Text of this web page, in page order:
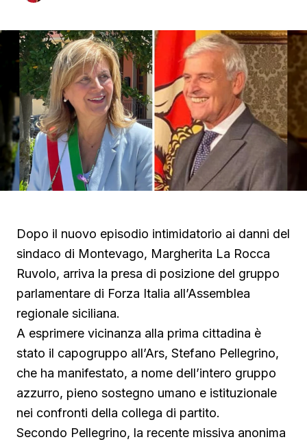
Dopo il nuovo episodio intimidatorio ai danni del
sindaco di Montevago, Margherita La Rocca
Ruvolo, arriva la presa di posizione del gruppo
parlamentare di Forza Italia all’Assemblea
regionale siciliana.
A esprimere vicinanza alla prima cittadina è
stato il capogruppo all’Ars, Stefano Pellegrino,
che ha manifestato, a nome dell’intero gruppo
azzurro, pieno sostegno umano e istituzionale
nei confronti della collega di partito.
Secondo Pellegrino, la recente missiva anonima